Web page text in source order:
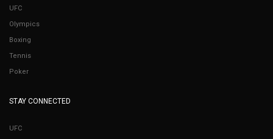
UFC
Olympics
Boxing
Tennis
Poker
STAY CONNECTED
UFC